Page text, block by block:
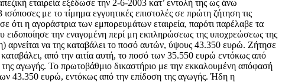
εταιρεία εξέδωσε την 2-6-2003 κατ’ εντολή της ως άνω
με το τίμημα εγγυητικές επιστολές σε πρώτη ζήτηση τις
ότι η αγοράστρια των εμπορευμάτων εταιρεία, παρότι παρέλαβε τα
ειδοποίησε την εναγομένη περί μη εκπληρώσεως της υποχρεώσεως της
να της καταβάλει το ποσό αυτών, ύψους 43.350 ευρώ. Ζήτησε
καταβάλει, από την αιτία αυτή, το ποσό των 35.550 ευρώ εντόκως από
αγωγής. Το πρωτοβάθμιο δικαστήριο με την εκκαλουμένη απόφασή
43.350 ευρώ, εντόκως από την επίδοση της αγωγής. Ήδη η